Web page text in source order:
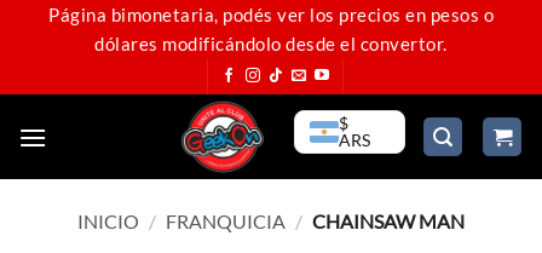
Página bimonetaria, podés ver los precios en pesos o
dólares modificándolo desde el convertor.
$
ARS
INICIO / FRANQUICIA / CHAINSAW MAN